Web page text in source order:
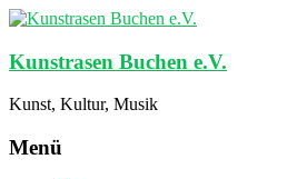
Kunstrasen Buchen e.V.
Kunst, Kultur, Musik
Menü